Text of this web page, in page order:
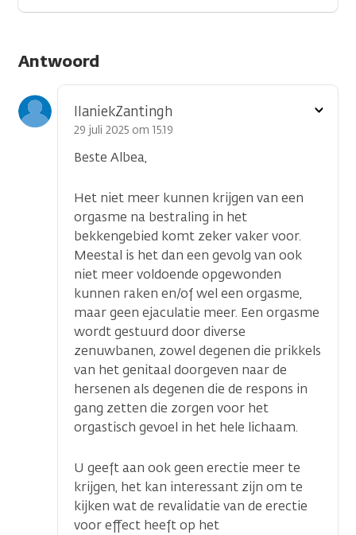
Antwoord
IlaniekZantingh
29 juli 2025 om 15.19
Beste Albea,
Het niet meer kunnen krijgen van een
orgasme na bestraling in het
bekkengebied komt zeker vaker voor.
Meestal is het dan een gevolg van ook
niet meer voldoende opgewonden
kunnen raken en/of wel een orgasme,
maar geen ejaculatie meer. Een orgasme
wordt gestuurd door diverse
zenuwbanen, zowel degenen die prikkels
van het genitaal doorgeven naar de
hersenen als degenen die de respons in
gang zetten die zorgen voor het
orgastisch gevoel in het hele lichaam.
U geeft aan ook geen erectie meer te
krijgen, het kan interessant zijn om te
kijken wat de revalidatie van de erectie
voor effect heeft op het
Toon